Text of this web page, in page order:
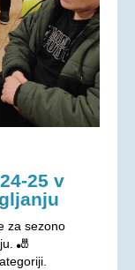
25 v
za sezono
🎳